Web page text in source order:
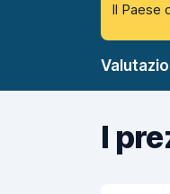
Il Paese
I